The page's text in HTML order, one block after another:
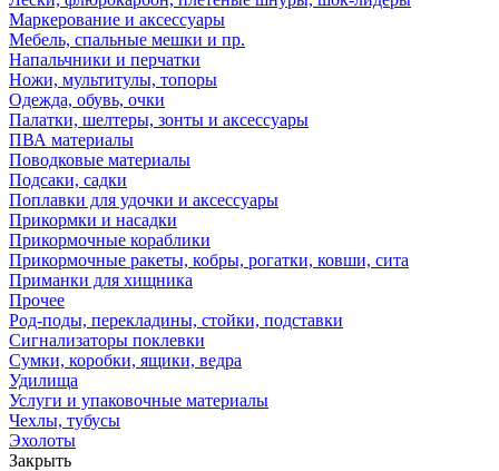
Маркерование и аксессуары
Мебель, спальные мешки и пр.
Напальчники и перчатки
Ножи, мультитулы, топоры
Одежда, обувь, очки
Палатки, шелтеры, зонты и аксессуары
ПВА материалы
Поводковые материалы
Подсаки, садки
Поплавки для удочки и аксессуары
Прикормки и насадки
Прикормочные кораблики
Прикормочные ракеты, кобры, рогатки, ковши, сита
Приманки для хищника
Прочее
Род-поды, перекладины, стойки, подставки
Сигнализаторы поклевки
Сумки, коробки, ящики, ведра
Удилища
Услуги и упаковочные материалы
Чехлы, тубусы
Эхолоты
Закрыть